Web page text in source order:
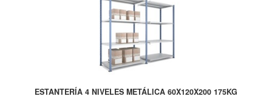
ESTANTERÍA 4 NIVELES METÁLICA 60X120X200 175KG